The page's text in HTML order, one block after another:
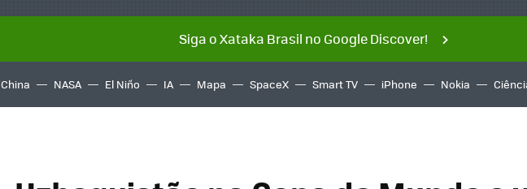
Siga o Xataka Brasil no Google Discover!
China NASA El Niño IA Mapa SpaceX Smart TV iPhone Nokia